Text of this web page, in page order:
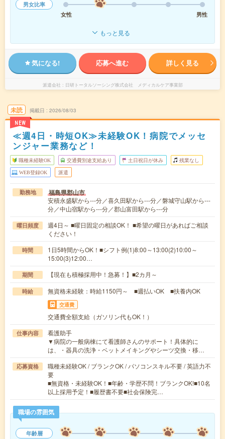
男女比率
女性
男性
もっと見る
気になる! 応募へ進む 詳しく見る
派遣会社 日研トータルソーシング株式会社 メディカルケア事業部
未読
NEW
掲載日 2026/08/03
≪週4日・時短OK≫未経験OK！病院でメッセ
ンジャー業務など！
職種未経験OK 交通費別途支給あり 土日祝日が休み 残業なし
WEB登録OK 派遣
勤務地 福島県郡山市
安積永盛駅から---分／喜久田駅から---分／磐城守山駅から---
分／中山宿駅から---分／郡山富田駅から---分
曜日頻度
週4日～ ■曜日固定の相談OK！ ■希望の曜日があればご相談
ください！
時間
1日5時間からOK！■シフト例(1)8:00～13:00(2)10:00～
15:00(3)12:00…
期間 【現在も積極採用中！急募！】■2カ月～
時給 無資格未経験：時給1150円～ ■週払いOK ■扶養内OK
交通費
交通費全額支給（ガソリン代もOK！）
仕事内容
看護助手
▼病院の一般病棟にて看護師さんのサポート！具体的に
は、・器具の洗浄・ベットメイキングやシーツ交換・移…
応募資格
職種未経験OK / ブランクOK / パソコンスキル不要 / 英語力不
要
■無資格・未経験OK！■年齢・学歴不問！ブランクOK!■10名
以上採用予定！■履歴書不要■社会保険完…
職場の雰囲気
年齢層